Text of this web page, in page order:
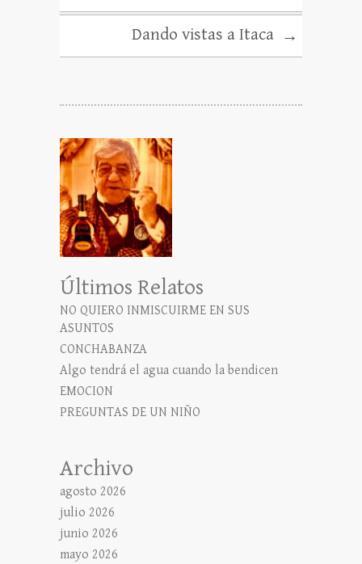
Dando vistas a Itaca →
Últimos Relatos
NO QUIERO INMISCUIRME EN SUS
ASUNTOS
CONCHABANZA
Algo tendrá el agua cuando la bendicen
EMOCION
PREGUNTAS DE UN NIÑO
Archivo
agosto 2026
julio 2026
junio 2026
mayo 2026